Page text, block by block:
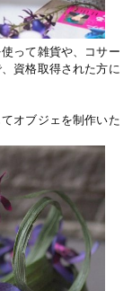
って雑貨や、コサー
資格取得された方に
オブジェを制作いた